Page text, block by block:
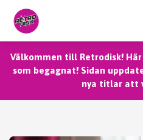
Välkommen till Retrodisk!
som begagnat! Sidan
nya titlar att